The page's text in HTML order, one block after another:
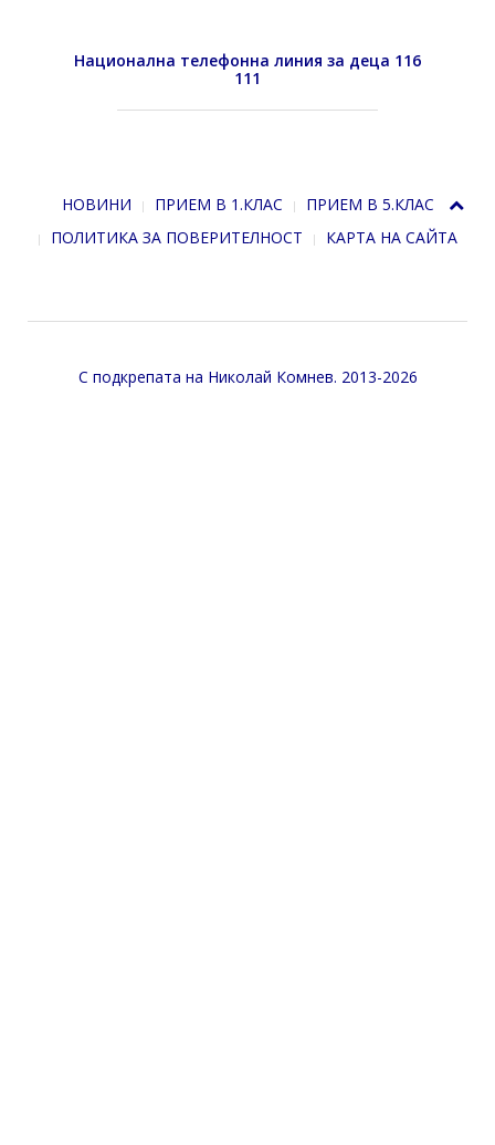
Национална телефонна линия за деца 116
111
НОВИНИ ПРИЕМ В 1.КЛАС
ПРИЕМ В 5.КЛАС
ПОЛИТИКА ЗА ПОВЕРИТЕЛНОСТ
КАРТА НА САЙТА
С подкрепата на Николай Комнев. 2013-2026